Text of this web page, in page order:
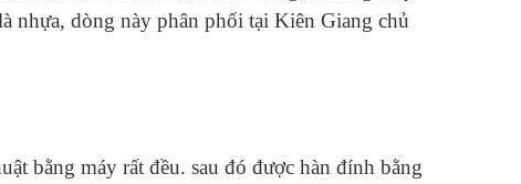
nhựa, dòng này phân phối tại Kiên Giang chủ
bằng máy rất đều. sau đó được hàn đính bằng